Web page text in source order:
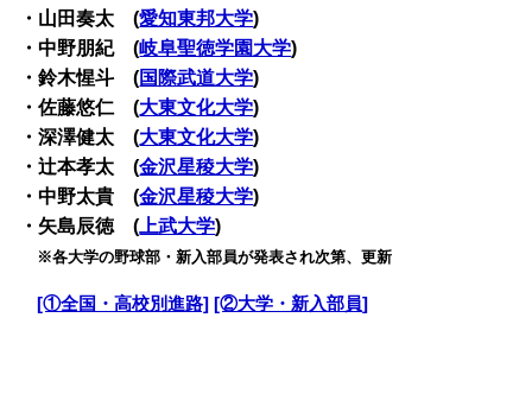
・山田奏太 (愛知東邦大学)
・中野朋紀 (岐阜聖徳学園大学)
・鈴木惺斗 (国際武道大学)
・佐藤悠仁 (大東文化大学)
・深澤健太 (大東文化大学)
・辻本孝太 (金沢星稜大学)
・中野太貴 (金沢星稜大学)
・矢島辰徳 ( 上武大学)
※各大学の野球部・新入部員が発表され次第、更新
[①全国・高校別進路] [②大学・新入部員]